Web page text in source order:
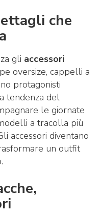
che
gli accessori
oversize, cappelli a
protagonisti
tendenza del
le giornate
a tracolla più
accessori diventano
un outfit